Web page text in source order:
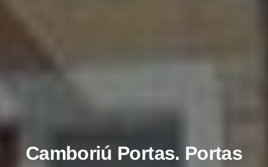
Camboriú Portas. Portas